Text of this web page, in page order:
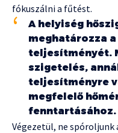
fókuszálni a fűtést.
A helyiség
meghatározza
teljesítményét.
szigetelés,
teljesítményre
megfelelő
fenntartásához.
Végezetül, ne spóroljunk